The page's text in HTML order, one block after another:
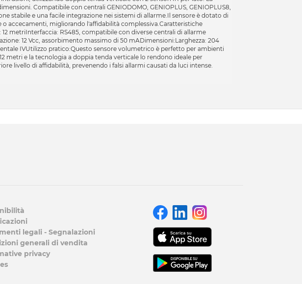
Compatibile con centrali GENIODOMO, GENIOPLUS, GENIOPLUS8,
stabile e una facile integrazione nei sistemi di allarme.Il sensore è dotato di
accecamenti, migliorando l'affidabilità complessiva.Caratteristiche
metriInterfaccia: RS485, compatibile con diverse centrali di allarme
12 Vcc, assorbimento massimo di 50 mADimensioni:Larghezza: 204
IVUtilizzo pratico:Questo sensore volumetrico è perfetto per ambienti
metri e la tecnologia a doppia tenda verticale lo rendono ideale per
livello di affidabilità, prevenendo i falsi allarmi causati da luci intense.
legali - Segnalazioni
generali di vendita
privacy